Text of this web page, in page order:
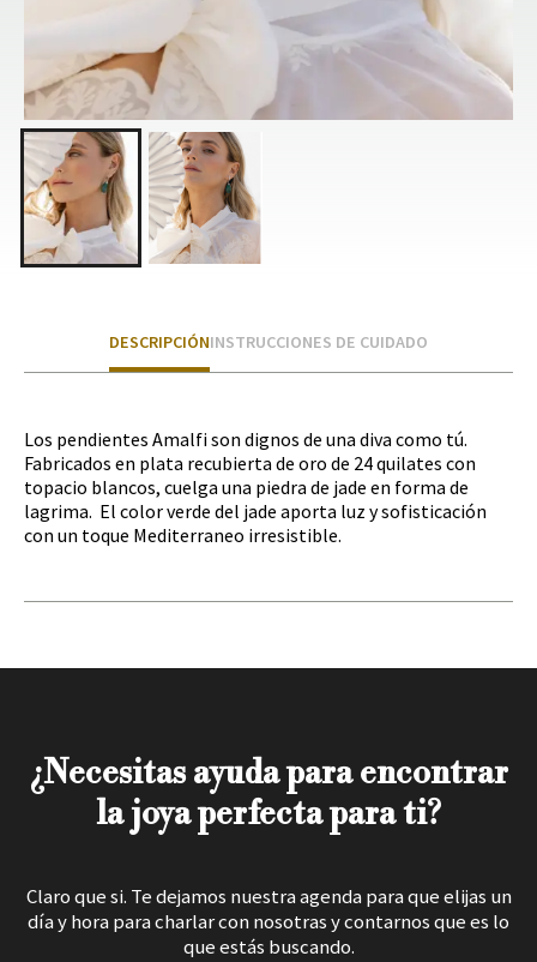
DESCRIPCIÓNINSTRUCCIONES DE CUIDADO
Los pendientes Amalfi son dignos de una diva como tú.
Fabricados en plata recubierta de oro de 24 quilates con
topacio blancos, cuelga una piedra de jade en forma de
lagrima. El color verde del jade aporta luz y sofisticación
con un toque Mediterraneo irresistible.
¿Necesitas ayuda para encontrar
la joya perfecta para ti?
Claro que si. Te dejamos nuestra agenda para que elijas un
día y hora para charlar con nosotras y contarnos que es lo
que estás buscando.